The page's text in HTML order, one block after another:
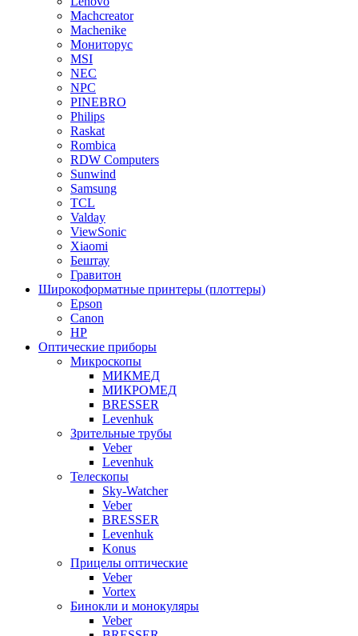
Machcreator
Machenike
Мониторус
MSI
NEC
NPC
PINEBRO
Philips
Raskat
Rombica
RDW Computers
Sunwind
Samsung
TCL
Valday
ViewSonic
Xiaomi
Бештау
Гравитон
Широкоформатные принтеры (плоттеры)
Epson
Canon
HP
Оптические приборы
Микроскопы
МИКМЕД
МИКРОМЕД
BRESSER
Levenhuk
Зрительные трубы
Veber
Levenhuk
Телескопы
Sky-Watcher
Veber
BRESSER
Levenhuk
Konus
Прицелы оптические
Veber
Vortex
Бинокли и монокуляры
Veber